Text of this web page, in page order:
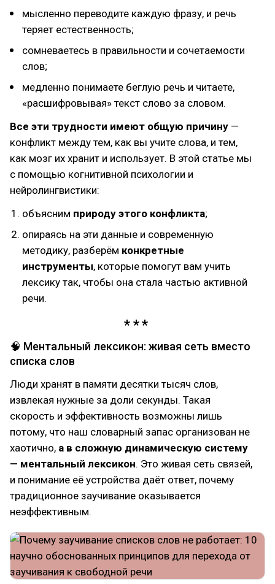
мысленно переводите каждую фразу, и речь
теряет естественность;
сомневаетесь в правильности и сочетаемости
слов;
медленно понимаете беглую речь и читаете,
«расшифровывая» текст слово за словом.
Все эти трудности имеют общую причину —
конфликт между тем, как вы учите слова, и тем,
как мозг их хранит и использует. В этой статье мы
с помощью когнитивной психологии и
нейролингвистики:
объясним природу этого конфликта;
опираясь на эти данные и современную
методику, разберём конкретные
инструменты, которые помогут вам учить
лексику так, чтобы она стала частью активной
речи.
🧠 Ментальный лексикон: живая сеть вместо
списка слов
Люди хранят в памяти десятки тысяч слов,
извлекая нужные за доли секунды. Такая
скорость и эффективность возможны лишь
потому, что наш словарный запас организован не
хаотично, а в сложную динамическую систему
— ментальный лексикон. Это живая сеть связей,
и понимание её устройства даёт ответ, почему
традиционное заучивание оказывается
неэффективным.